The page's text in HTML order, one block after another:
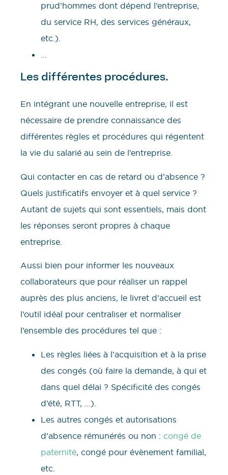
prud’hommes dont dépend l’entreprise,
du service RH, des services généraux,
etc.).
…
Les différentes procédures.
En intégrant une nouvelle entreprise, il est
nécessaire de prendre connaissance des
différentes règles et procédures qui régentent
la vie du salarié au sein de l’entreprise.
Qui contacter en cas de retard ou d’absence ?
Quels justificatifs envoyer et à quel service ?
Autant de sujets qui sont essentiels, mais dont
les réponses seront propres à chaque
entreprise.
Aussi bien pour informer les nouveaux
collaborateurs que pour réaliser un rappel
auprès des plus anciens, le livret d’accueil est
l’outil idéal pour centraliser et normaliser
l’ensemble des procédures tel que :
Les règles liées à l’acquisition et à la prise
des congés (où faire la demande, à qui et
dans quel délai ? Spécificité des congés
d’été, RTT, …).
Les autres congés et autorisations
d’absence rémunérés ou non : congé de
paternité, congé pour évènement familial,
etc.